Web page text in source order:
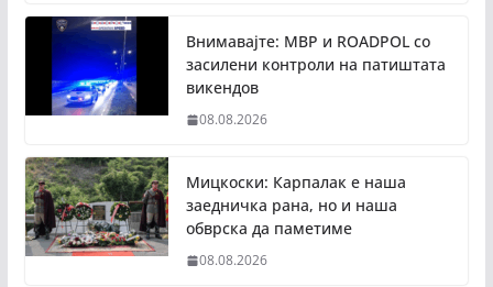
Внимавајте: МВР и ROADPOL со
засилени контроли на патиштата
викендов
08.08.2026
Мицкоски: Карпалак е наша
заедничка рана, но и наша
обврска да паметиме
08.08.2026